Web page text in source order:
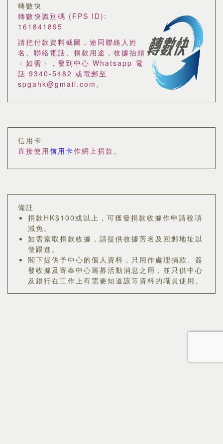
轉數快
轉數快識別碼 (FPS ID):
161841895
請把付款資料截圖，連同聯絡人姓
名、聯絡電話、捐款用途，收據抬頭
﹙如需﹚，發到中心 Whatsapp 電
話 9340-5482 或電郵至
spgahk@gmail.com。
信用卡
直接使用信用卡作網上捐款。
備註
捐款HK$100或以上，可獲發捐款收據作申請稅項
減免。
如需索取捐款收據，請提供收據芳名及回郵地址以
便跟進。
閣下提供予中心的個人資料，只用作處理捐款、簽
發收據及寄奉中心籌募活動消息之用，並只供中心
及銀行在工作上有需要知道該等資料的職員使用。